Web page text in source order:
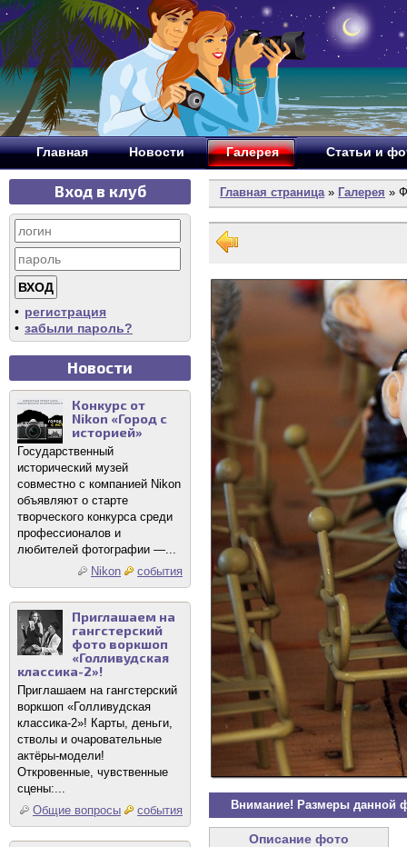
Главная Новости Галерея Статьи и
Вход в клуб
• регистрация
• забыли пароль?
Новости
Конкурс от
Nikon «Город с
историей»
Государственный
исторический музей
совместно с компанией Nikon
объявляют о старте
творческого конкурса среди
профессионалов и
любителей фотографии —...
Nikon
события
Приглашаем на
гангстерский
фото воркшоп
«Голливудская
классика-2»!
Приглашаем на гангстерский
воркшоп «Голливудская
классика-2»! Карты, деньги,
стволы и очаровательные
актёры-модели!
Откровенные, чувственные
сцены:...
Общие вопросы
события
Главная страница» Галерея »
Внимание! Размеры данной
Описание фото